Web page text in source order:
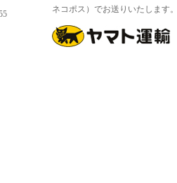
ネコポス）でお送りいたします